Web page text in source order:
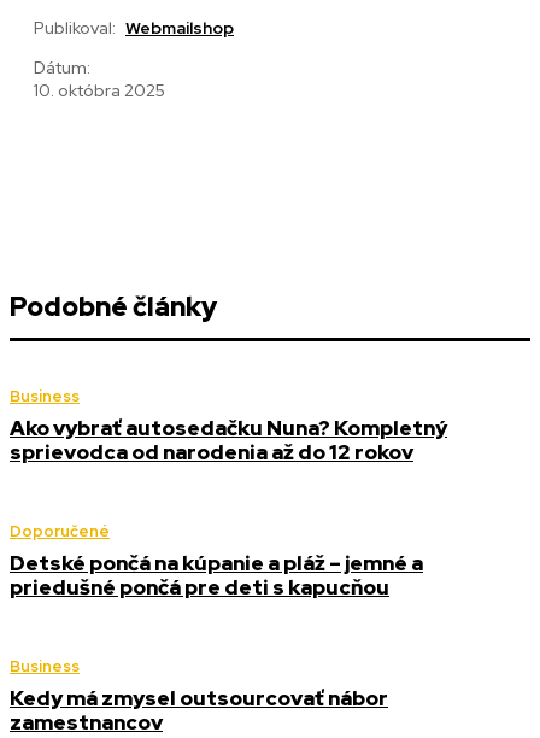
Publikoval: Webmailshop
Dátum:
10. októbra 2025
Podobné články
Business
Ako vybrať autosedačku Nuna? Kompletný
sprievodca od narodenia až do 12 rokov
Doporučené
Detské pončá na kúpanie a pláž – jemné a
priedušné pončá pre deti s kapucňou
Business
Kedy má zmysel outsourcovať nábor
zamestnancov